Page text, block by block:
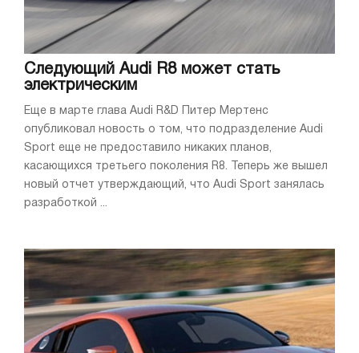
Следующий Audi R8 может стать
электрическим
Еще в марте глава Audi R&D Питер Мертенс
опубликовал новость о том, что подразделение Audi
Sport еще не предоставило никаких планов,
касающихся третьего поколения R8. Теперь же вышел
новый отчет утверждающий, что Audi Sport занялась
разработкой ...